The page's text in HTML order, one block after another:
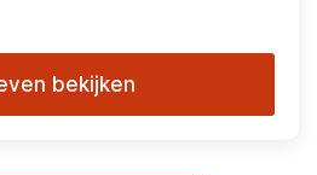
bekijken